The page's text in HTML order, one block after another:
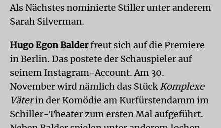
Als Nächstes nominierte Stiller unter anderem
Sarah Silverman.
Hugo Egon Balderfreut sich auf die Premiere
in Berlin. Das postete der Schauspieler auf
seinem Instagram-Account. Am 30.
November wird nämlich das StückKomplexe
Väterin der Komödie am Kurfürstendamm im
Schiller-Theater zum ersten Mal aufgeführt.